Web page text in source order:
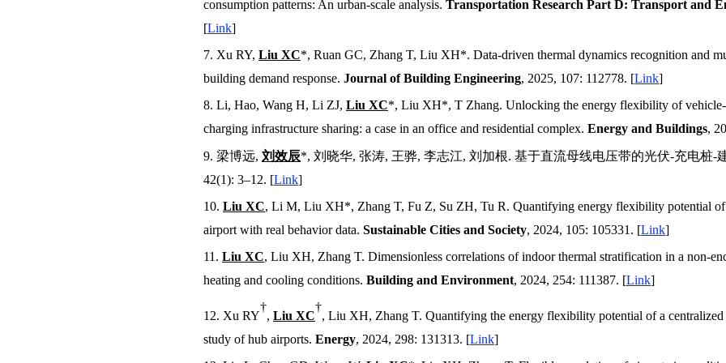
consumption patterns: An urban-scale analysis. Transportation Research Part D: Transport and
[Link]
7. Xu RY, Liu XC*, Ruan GC, Zhang T, Liu XH*. Data-driven thermal dynamics recognition and
building demand response. Journal of Building Engineering, 2025, 107: 112778. [Link]
8. Li, Hao, Wang H, Li ZJ, Liu XC*, Liu XH*, T Zhang. Unlocking the energy flexibility of
charging infrastructure sharing: a case in an office and residential complex. Energy and Buildings,
9. 梁博远, 刘效辰*, 刘晓华, 张涛, 王骅, 李志江, 刘加根. 基于直流母线电压带的光伏-充电桩-
42(1): 3–12. [Link]
10. Liu XC, Li M, Liu XH*, Zhang T, Fu Z, Su ZH, Tu R. Quantifying energy flexibility potential
airport with real behavior data. Sustainable Cities and Society, 2024, 105: 105331. [Link]
11. Liu XC, Liu XH, Zhang T. Dimensionless correlations of indoor thermal stratification in a non-
heating and cooling conditions. Building and Environment, 2024, 254: 111387. [Link]
12. Xu RY
†
, Liu XC
†
, Liu XH, Zhang T. Quantifying the energy flexibility potential of a
study of hub airports. Energy, 2024, 298: 131313. [Link]